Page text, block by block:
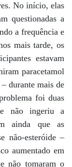
No início, elas
questionadas a
a frequência e
mais tarde, os
estavam
paracetamol
durante mais de
foi duas
não ingeriu a
ainda que as
não-esteróide –
aumentado em
não tomaram o